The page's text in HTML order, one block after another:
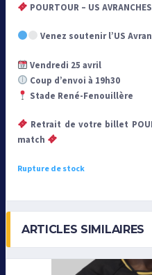
POURTOUR – US
Venez soutenir l’US
Vendredi 25 avril
Coup d’envoi à 19h30
Stade René-Fenouillère
Retrait de votre billet
match
Rupture de stock
ARTICLES SIMILAIRES